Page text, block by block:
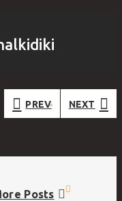
PREV NEXT
Posts